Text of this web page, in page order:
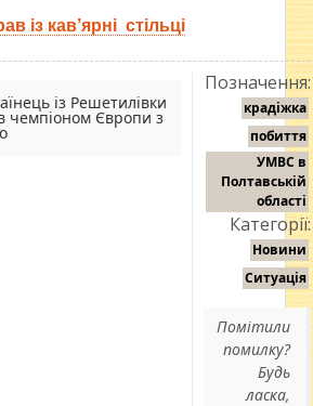
із кав’ярні стільці
із Решетилівки
чемпіоном Європи з
Позначення:
крадіжка
побиття
УМВС в
Полтавській
області
Категорії:
Новини
Ситуація
Помітили
помилку?
Будь
ласка,